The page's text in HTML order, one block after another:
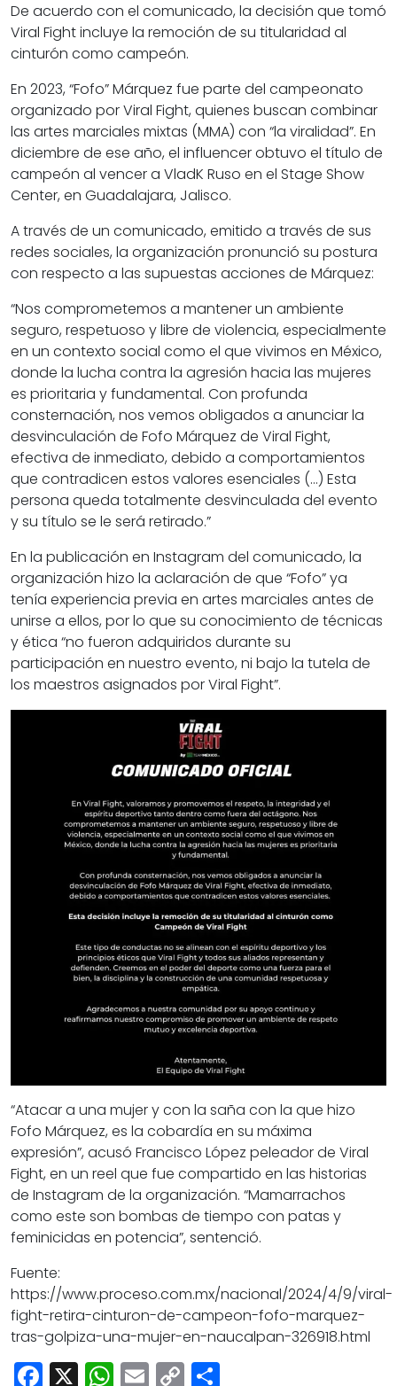
De acuerdo con el comunicado, la decisión que tomó
Viral Fight incluye la remoción de su titularidad al
cinturón como campeón.
En 2023, “Fofo” Márquez fue parte del campeonato
organizado por Viral Fight, quienes buscan combinar
las artes marciales mixtas (MMA) con “la viralidad”. En
diciembre de ese año, el influencer obtuvo el título de
campeón al vencer a VladK Ruso en el Stage Show
Center, en Guadalajara, Jalisco.
A través de un comunicado, emitido a través de sus
redes sociales, la organización pronunció su postura
con respecto a las supuestas acciones de Márquez:
“Nos comprometemos a mantener un ambiente
seguro, respetuoso y libre de violencia, especialmente
en un contexto social como el que vivimos en México,
donde la lucha contra la agresión hacia las mujeres
es prioritaria y fundamental. Con profunda
consternación, nos vemos obligados a anunciar la
desvinculación de Fofo Márquez de Viral Fight,
efectiva de inmediato, debido a comportamientos
que contradicen estos valores esenciales (…) Esta
persona queda totalmente desvinculada del evento
y su título se le será retirado.”
En la publicación en Instagram del comunicado, la
organización hizo la aclaración de que “Fofo” ya
tenía experiencia previa en artes marciales antes de
unirse a ellos, por lo que su conocimiento de técnicas
y ética “no fueron adquiridos durante su
participación en nuestro evento, ni bajo la tutela de
los maestros asignados por Viral Fight”.
“Atacar a una mujer y con la saña con la que hizo
Fofo Márquez, es la cobardía en su máxima
expresión”, acusó Francisco López peleador de Viral
Fight, en un reel que fue compartido en las historias
de Instagram de la organización. “Mamarrachos
como este son bombas de tiempo con patas y
feminicidas en potencia”, sentenció.
Fuente:
https://www.proceso.com.mx/nacional/2024/4/9/viral-
fight-retira-cinturon-de-campeon-fofo-marquez-
tras-golpiza-una-mujer-en-naucalpan-326918.html
Facebook
X WhatsApp
Email
Copy